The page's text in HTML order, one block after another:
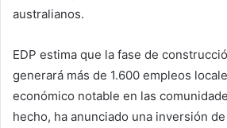
australianos.
EDP estima que la fase de
generará más de 1.600 empleos
económico notable en las
hecho, ha anunciado una inversión